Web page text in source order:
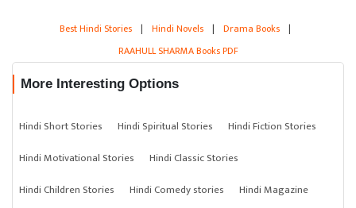
Best Hindi Stories | Hindi Novels | Drama Books |
RAAHULL SHARMA Books PDF
More Interesting Options
Hindi Short Stories Hindi Spiritual Stories
Hindi Fiction Stories
Hindi Motivational Stories
Hindi Classic Stories
Hindi Children Stories
Hindi Comedy stories
Hindi Magazine